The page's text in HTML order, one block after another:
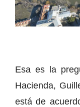
Esa es la
Hacienda,
está de